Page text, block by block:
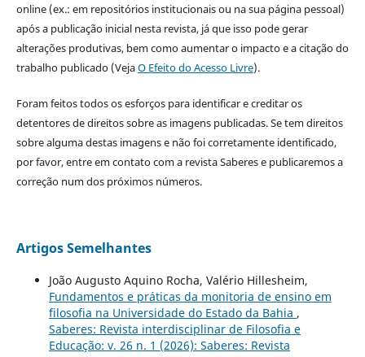
online (ex.: em repositórios institucionais ou na sua página pessoal)
após a publicação inicial nesta revista, já que isso pode gerar
alterações produtivas, bem como aumentar o impacto e a citação do
trabalho publicado (VejaO Efeito do Acesso Livre).
Foram feitos todos os esforços para identificar e creditar os
detentores de direitos sobre as imagens publicadas. Se tem direitos
sobre alguma destas imagens e não foi corretamente identificado,
por favor, entre em contato com a revista Saberes e publicaremos a
correção num dos próximos números.
Artigos Semelhantes
João Augusto Aquino Rocha, Valério Hillesheim,
Fundamentos e práticas da monitoria de ensino em
filosofia na Universidade do Estado da Bahia ,
Saberes: Revista interdisciplinar de Filosofia e
Educação: v. 26 n. 1 (2026): Saberes: Revista